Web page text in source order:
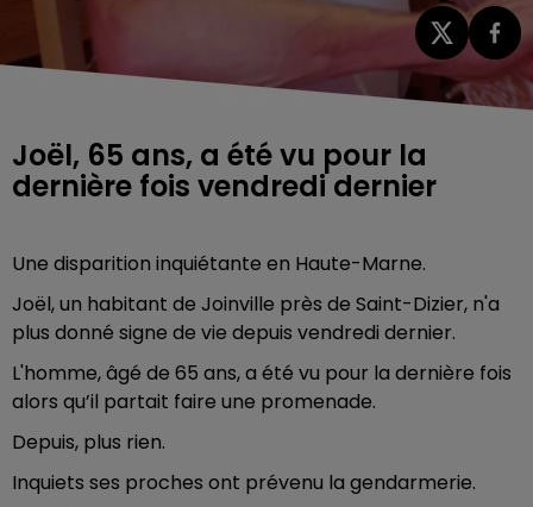
Joël, 65 ans, a été vu pour la
Une disparition inquiétante en Haute-Marne.
Joël, un habitant de Joinville près de Saint-Dizier, n'a
plus donné signe de vie depuis vendredi dernier.
L'homme, âgé de 65 ans, a été vu pour la dernière fois
alors qu’il partait faire une promenade.
Depuis, plus rien.
Inquiets ses proches ont prévenu la gendarmerie.